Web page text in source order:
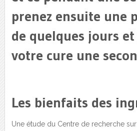
prenez ensuite une
de quelques jours
votre cure une
Les bienfaits des
Une étude du Centre de recherche